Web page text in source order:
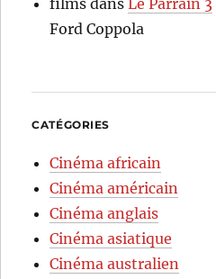
films dansLe Parrain 3
Ford Coppola
CATÉGORIES
Cinéma africain
Cinéma américain
Cinéma anglais
Cinéma asiatique
Cinéma australien